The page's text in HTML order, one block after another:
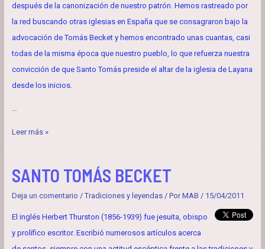
después de la canonización de nuestro patrón. Hemos rastreado por
la red buscando otras iglesias en España que se consagraron bajo la
advocación de Tomás Becket y hemos encontrado unas cuantas, casi
todas de la misma época que nuestro pueblo, lo que refuerza nuestra
convicción de que Santo Tomás preside el altar de la iglesia de Layana
desde los inicios.
…
IGLESIAS
Leer más »
SANTO TOMÁS BECKET
Deja un comentario /Tradiciones y leyendas / PorMAB / 15/04/2011
El inglés Herbert Thurston (1856-1939) fue jesuita, obispo
y prolífico escritor. Escribió numerosos artículos acerca